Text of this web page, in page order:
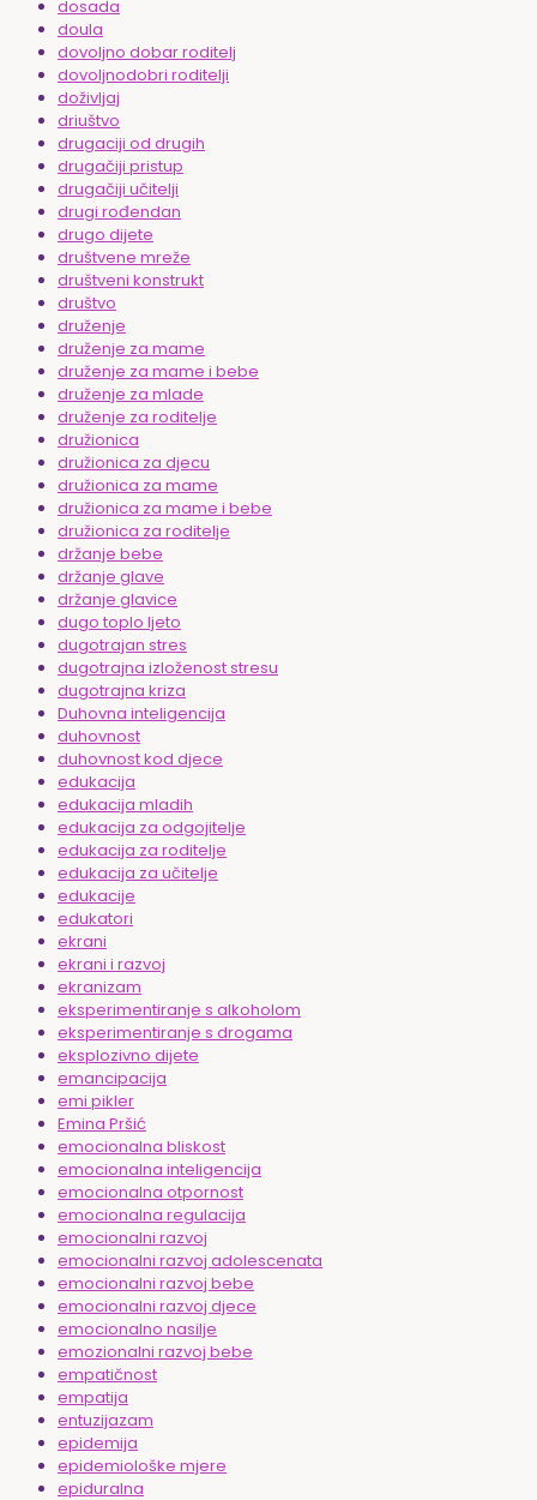
dosada
doula
dovoljno dobar roditelj
dovoljnodobri roditelji
doživljaj
driuštvo
drugaciji od drugih
drugačiji pristup
drugačiji učitelji
drugi rođendan
drugo dijete
društvene mreže
društveni konstrukt
društvo
druženje
druženje za mame
druženje za mame i bebe
druženje za mlade
druženje za roditelje
družionica
družionica za djecu
družionica za mame
družionica za mame i bebe
družionica za roditelje
držanje bebe
držanje glave
držanje glavice
dugo toplo ljeto
dugotrajan stres
dugotrajna izloženost stresu
dugotrajna kriza
Duhovna inteligencija
duhovnost
duhovnost kod djece
edukacija
edukacija mladih
edukacija za odgojitelje
edukacija za roditelje
edukacija za učitelje
edukacije
edukatori
ekrani
ekrani i razvoj
ekranizam
eksperimentiranje s alkoholom
eksperimentiranje s drogama
eksplozivno dijete
emancipacija
emi pikler
Emina Pršić
emocionalna bliskost
emocionalna inteligencija
emocionalna otpornost
emocionalna regulacija
emocionalni razvoj
emocionalni razvoj adolescenata
emocionalni razvoj bebe
emocionalni razvoj djece
emocionalno nasilje
emozionalni razvoj bebe
empatičnost
empatija
entuzijazam
epidemija
epidemiološke mjere
epiduralna